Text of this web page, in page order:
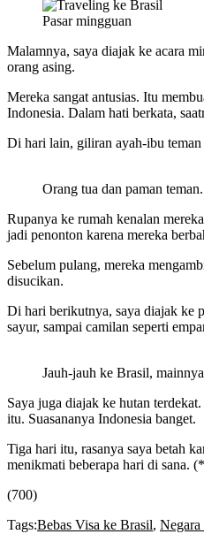
Pasar mingguan
Malamnya, saya diajak ke acara
orang asing.
Mereka sangat antusias. Itu
Indonesia. Dalam hati berkata,
Di hari lain, giliran ayah-ibu teman
Orang tua dan paman
Rupanya ke rumah kenalan
jadi penonton karena mereka
Sebelum pulang, mereka
disucikan.
Di hari berikutnya, saya diajak ke
sayur, sampai camilan seperti
Jauh-jauh ke Brasil,
Saya juga diajak ke hutan
itu. Suasananya Indonesia banget.
Tiga hari itu, rasanya saya betah
menikmati beberapa hari di sana.
(700)
Tags:Bebas Visa ke Brasil, Negara